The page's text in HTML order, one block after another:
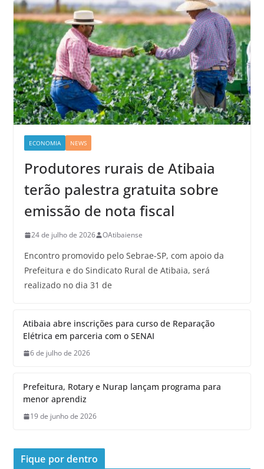
ECONOMIA NEWS
Produtores rurais de Atibaia
terão palestra gratuita sobre
emissão de nota fiscal
24 de julho de 2026 OAtibaiense
Encontro promovido pelo Sebrae-SP, com apoio da
Prefeitura e do Sindicato Rural de Atibaia, será
realizado no dia 31 de
Atibaia abre inscrições para curso de Reparação
Elétrica em parceria com o SENAI
6 de julho de 2026
Prefeitura, Rotary e Nurap lançam programa para
menor aprendiz
19 de junho de 2026
Fique por dentro